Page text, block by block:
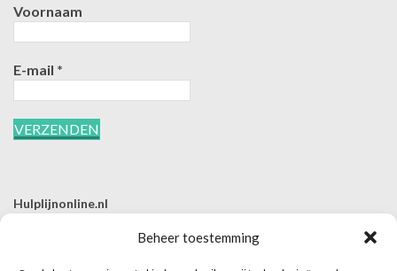
Beheer toestemming
Voornaam
E-mail *
Hulplijnonline.nl
E | info@hulplijnonline.nl